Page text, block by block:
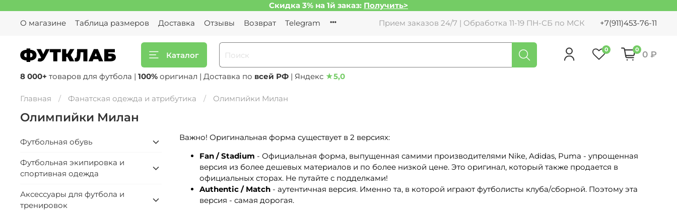
Скидка 3% на 1й заказ: Получить>
О магазине
Таблица размеров Доставка Отзывы Возврат Telegram Прием заказов 24/7 | Обработка 11-19 ПН-СБ по МСК +7(911)453-76-11
Каталог
0 0 0 ₽
8 000+ товаров для футбола | 100% оригинал | Доставка по всей РФ | Яндекс ★5,0
Главная Фанатская одежда и атрибутика Олимпийки Милан
Олимпийки Милан
Важно! Оригинальная форма существует в 2 версиях:
Fan / Stadium - Официальная форма, выпущенная самими производителями Nike, Adidas, Puma - упрощенная
версия из более дешевых материалов и по более низкой цене. Это оригинал, который также продается в
официальных сторах. Не путайте с подделками!
Authentic / Match- аутентичная версия. Именно та, в которой играют футболисты клуба/сборной. Поэтому эта
версия - самая дорогая.
Футбольная обувь
Футбольная экипировка и
спортивная одежда
Аксессуары для футбола и
тренировок